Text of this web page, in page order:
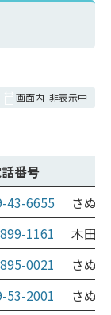
画面内 非表示中
番号
43-6655
さぬ
1161
木田
0021
さぬ
53-2001
さぬ